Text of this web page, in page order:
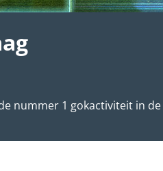
nummer 1 gokactiviteit in